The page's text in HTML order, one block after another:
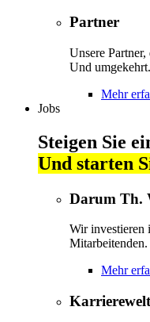
Partner
Unsere
Und umgekehrt.
Mehr
Jobs
Steigen Sie
Und starten
Darum Th.
Wir investieren
Mitarbeitenden.
Mehr
Karrierewelt